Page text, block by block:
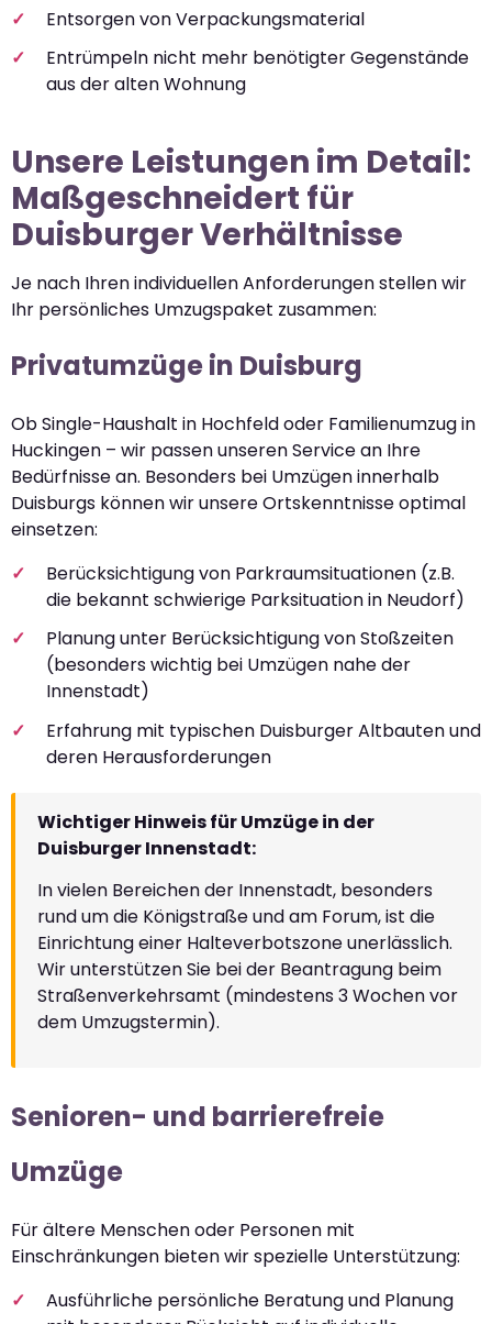
Entsorgen von Verpackungsmaterial
Entrümpeln nicht mehr benötigter Gegenstände
aus der alten Wohnung
Unsere Leistungen im Detail:
Maßgeschneidert für
Duisburger Verhältnisse
Je nach Ihren individuellen Anforderungen stellen wir
Ihr persönliches Umzugspaket zusammen:
Privatumzüge in Duisburg
Ob Single-Haushalt in Hochfeld oder Familienumzug in
Huckingen – wir passen unseren Service an Ihre
Bedürfnisse an. Besonders bei Umzügen innerhalb
Duisburgs können wir unsere Ortskenntnisse optimal
einsetzen:
Berücksichtigung von Parkraumsituationen (z.B.
die bekannt schwierige Parksituation in Neudorf)
Planung unter Berücksichtigung von Stoßzeiten
(besonders wichtig bei Umzügen nahe der
Innenstadt)
Erfahrung mit typischen Duisburger Altbauten und
deren Herausforderungen
Wichtiger Hinweis für Umzüge in der
Duisburger Innenstadt:
In vielen Bereichen der Innenstadt, besonders
rund um die Königstraße und am Forum, ist die
Einrichtung einer Halteverbotszone unerlässlich.
Wir unterstützen Sie bei der Beantragung beim
Straßenverkehrsamt (mindestens 3 Wochen vor
dem Umzugstermin).
Senioren- und barrierefreie
Umzüge
Für ältere Menschen oder Personen mit
Einschränkungen bieten wir spezielle Unterstützung:
Ausführliche persönliche Beratung und Planung